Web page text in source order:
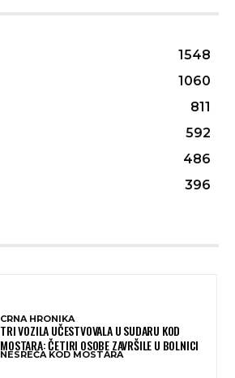
1548
1060
811
592
486
396
CRNA HRONIKA
TRI VOZILA UČESTVOVALA U SUDARU KOD
MOSTARA: ČETIRI OSOBE ZAVRŠILE U BOLNICI
NESREĆA KOD MOSTARA